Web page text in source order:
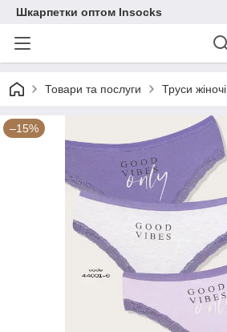
Шкарпетки оптом Insocks
Товари та послуги Труси жіночі
–15%